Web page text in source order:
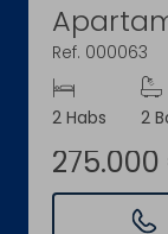
Ref. 000063
2 Habs 2